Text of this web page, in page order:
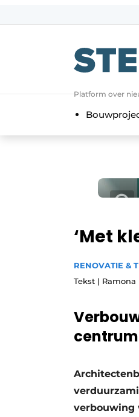
auth
Meest
story
Platform over
‘Met
RENOVATIE &
Tekst |
centrum
verbouwing